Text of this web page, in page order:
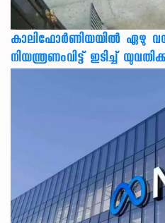
കാലിഫോര്‍ണിയയില്‍ ഏഴു
നിയന്ത്രണംവിട്ട് ഇടിച്ച്